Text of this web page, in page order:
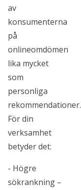
av
konsumenterna
på
onlineomdömen
lika mycket
som
personliga
rekommendationer.
För din
verksamhet
betyder det:
- Högre
sökrankning –